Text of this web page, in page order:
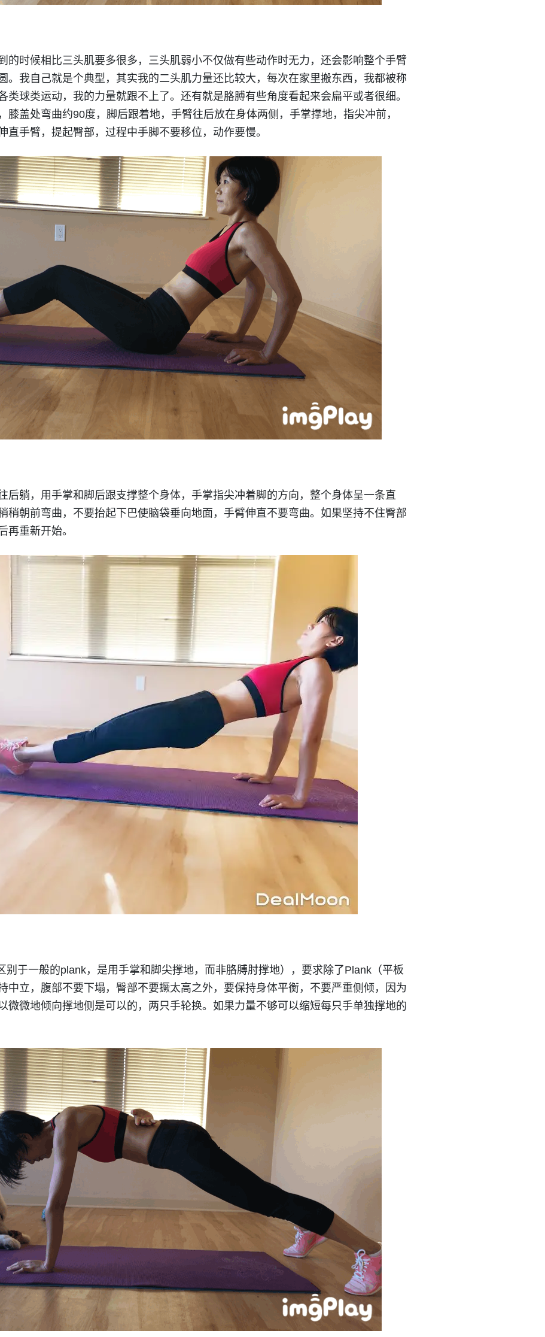
的时候相比三头肌要多很多，三头肌弱小不仅做有些动作时无力，还会影响整个手臂
。我自己就是个典型，其实我的二头肌力量还比较大，每次在家里搬东西，我都被称
类球类运动，我的力量就跟不上了。还有就是胳膊有些角度看起来会扁平或者很细。
膝盖处弯曲约90度，脚后跟着地，手臂往后放在身体两侧，手掌撑地，指尖冲前，
直手臂，提起臀部，过程中手脚不要移位，动作要慢。
后躺，用手掌和脚后跟支撑整个身体，手掌指尖冲着脚的方向，整个身体呈一条直
稍朝前弯曲，不要抬起下巴使脑袋垂向地面，手臂伸直不要弯曲。如果坚持不住臀部
再重新开始。
别于一般的plank，是用手掌和脚尖撑地，而非胳膊肘撑地），要求除了Plank（平板
中立，腹部不要下塌，臀部不要撅太高之外，要保持身体平衡，不要严重侧倾，因为
微微地倾向撑地侧是可以的，两只手轮换。如果力量不够可以缩短每只手单独撑地的